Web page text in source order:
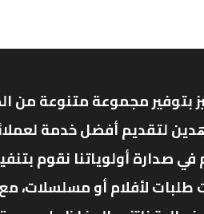
بتوفير مجموعة متنوعة من
لتقديم أفضل خدمة
صدارة أولوياتنا نقوم
لأفلام أو مسلسلات، مع